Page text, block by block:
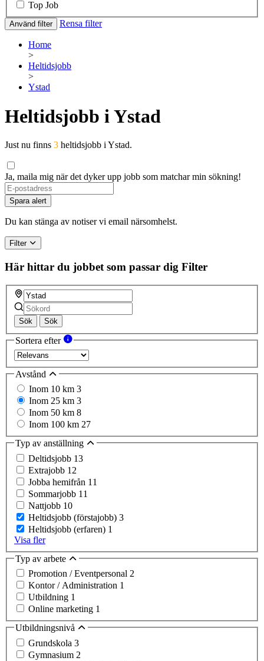
Top Job
Använd filter Rensa filter
Home
>
Heltidsjobb
>
Ystad
Heltidsjobb i Ystad
Just nu finns 3 heltidsjobb i Ystad.
Ja, maila mig när det dyker upp jobb som matchar min sökning!
Spara alert
Du kan stänga av notiser vi email närsomhelst.
Filter
Här hittar du jobbet som passar dig Filter
Sök Sök
Sortera efter
Avstånd
Inom 10 km 3
Inom 25 km 3
Inom 50 km 8
Inom 100 km 27
Typ av anställning
Deltidsjobb 13
Extrajobb 12
Jobba hemifrån 11
Sommarjobb 11
Nattjobb 10
Heltidsjobb (förstajobb) 3
Heltidsjobb (erfaren) 1
Visa fler
Typ av arbete
Promotion / Eventpersonal 2
Kontor / Administration 1
Utbildning 1
Online marketing 1
Utbildningsnivå
Grundskola 3
Gymnasium 2